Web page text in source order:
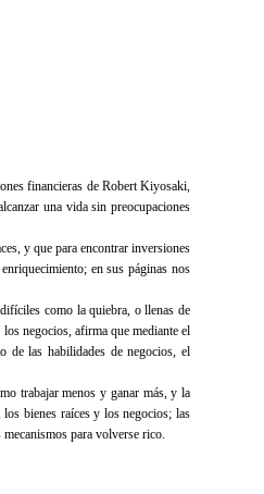
financieras de Robert Kiyosaki,
una vida sin preocupaciones
y que para encontrar inversiones
en sus páginas nos
como la quiebra, o llenas de
negocios, afirma que mediante el
de las habilidades de negocios, el
trabajar menos y ganar más, y la
bienes raíces y los negocios; las
para volverse rico.